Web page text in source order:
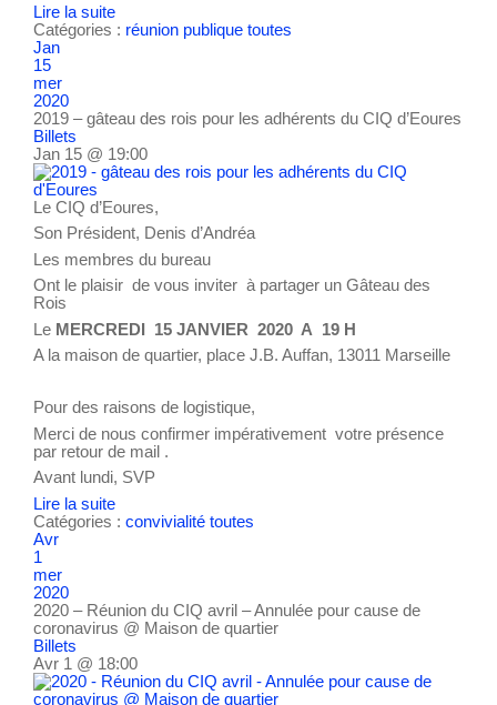
Lire la suite
Catégories : réunion publique toutes
Jan
15
mer
2020
2019 – gâteau des rois pour les adhérents du CIQ d’Eoures
Billets
Jan 15 @ 19:00
Le CIQ d’Eoures,
Son Président, Denis d’Andréa
Les membres du bureau
Ont le plaisir de vous inviter à partager un Gâteau des
Rois
Le MERCREDI 15 JANVIER 2020 A 19 H
A la maison de quartier, place J.B. Auffan, 13011 Marseille
Pour des raisons de logistique,
Merci de nous confirmer impérativement votre présence
par retour de mail .
Avant lundi, SVP
Lire la suite
Catégories : convivialité toutes
Avr
1
mer
2020
2020 – Réunion du CIQ avril – Annulée pour cause de
coronavirus @ Maison de quartier
Billets
Avr 1 @ 18:00